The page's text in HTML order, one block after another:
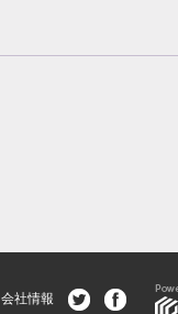
会社情報